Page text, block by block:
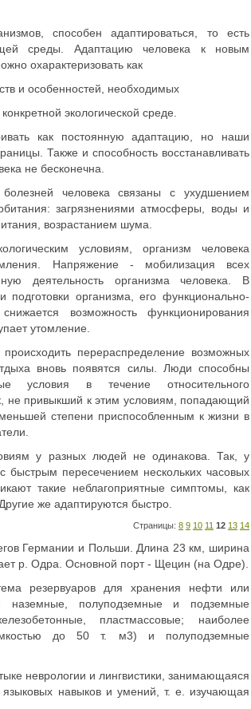
способен адаптироваться, то есть
среды. Адаптацию человека к новым
охарактеризовать как
и особенностей, необходимых
экологической среде.
как постоянную адаптацию, но наши
Также и способность восстанавливать
не бесконечна.
человека связаны с ухудшением
загрязнениями атмосферы, воды и
возрастанием шума.
условиям, организм человека
Напряжение - мобилизация всех
деятельность организма человека. В
подготовки организма, его функционально-
возможность функционирования
утомление.
перераспределение возможных
вновь появятся силы. Люди способны
условия в течение относительного
не привыкший к этим условиям, попадающий
степени приспособленным к жизни в
у разных людей не одинакова. Так, у
быстрым пересечением нескольких часовых
такие неблагоприятные симптомы, как
же адаптируются быстро.
Страницы: 8 9 10 11 12 13 14
Германии и Польши. Длина 23 км, ширина
р. Одра. Основной порт - Щецин (на Одре).
резервуаров для хранения нефти или
наземные, полуподземные и подземные
пластмассовые; наиболее
до 50 т. м3) и полуподземные
неврологии и лингвистики, занимающаяся
навыков и умений, т. е. изучающая